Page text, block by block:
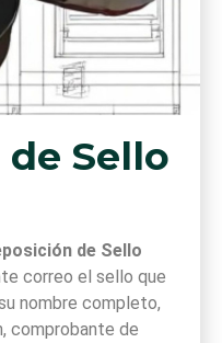
Sello
de Sello
correo el sello que
nombre completo,
comprobante de